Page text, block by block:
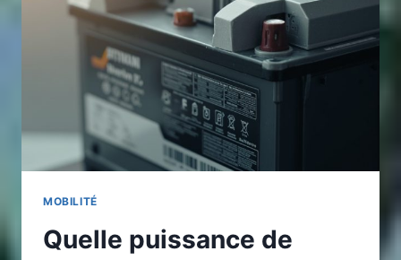
EN
TOUTE
SÉCURITÉ
ET
PRÉSERVER
LE
SYSTÈME
ÉLECTRIQUE
MOBILITÉ
Quelle puissance de